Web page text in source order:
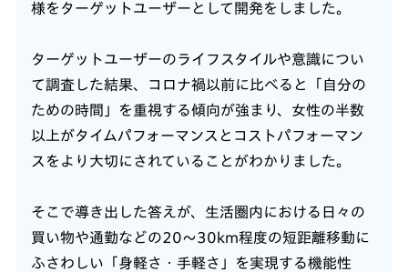
様をターゲットユーザーとして開発をしました。
ターゲットユーザーのライフスタイルや意識につい
て調査した結果、コロナ禍以前に比べると「自分の
ための時間」を重視する傾向が強まり、女性の半数
以上がタイムパフォーマンスとコストパフォーマン
スをより大切にされていることがわかりました。
そこで導き出した答えが、生活圏内における日々の
買い物や通勤などの20〜30km程度の短距離移動に
ふさわしい「身軽さ・手軽さ」を実現する機能性